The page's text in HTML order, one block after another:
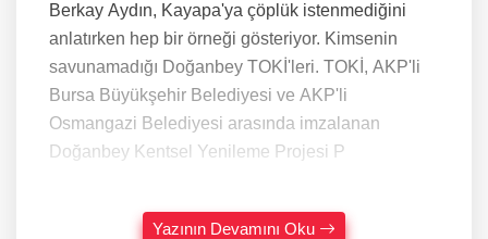
Berkay Aydın, Kayapa'ya çöplük istenmediğini
anlatırken hep bir örneği gösteriyor. Kimsenin
savunamadığı Doğanbey TOKİ'leri. TOKİ, AKP'li
Bursa Büyükşehir Belediyesi ve AKP'li
Osmangazi Belediyesi arasında imzalanan
Doğanbey Kentsel Yenileme Projesi P
Yazının Devamını Oku